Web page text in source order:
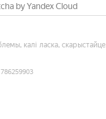
by Yandex Cloud
калі ласка, скарыстайце